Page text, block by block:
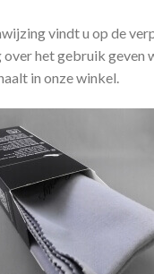
vindt u op de
het gebruik geven
in onze winkel.